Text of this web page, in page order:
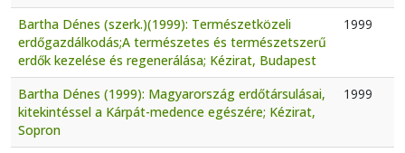
Bartha Dénes (szerk.)(1999): Természetközeli
erdőgazdálkodás;A természetes és természetszerű
erdők kezelése és regenerálása; Kézirat, Budapest
1999
Bartha Dénes (1999): Magyarország erdőtársulásai,
kitekintéssel a Kárpát-medence egészére; Kézirat,
Sopron
1999